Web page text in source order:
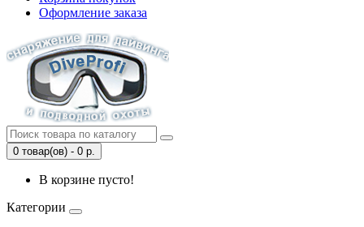
Оформление заказа
0 товар(ов) - 0 р.
В корзине пусто!
Категории